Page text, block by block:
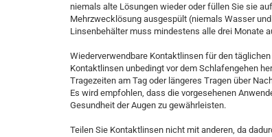
niemals alte Lösungen wieder oder füllen Sie sie
Mehrzwecklösung ausgespült (niemals Wasser
Linsenbehälter muss mindestens alle drei Monate
Wiederverwendbare Kontaktlinsen für den
Kontaktlinsen unbedingt vor dem Schlafengehen
Tragezeiten am Tag oder längeres Tragen über
Es wird empfohlen, dass die vorgesehenen
Gesundheit der Augen zu gewährleisten.
Teilen Sie Kontaktlinsen nicht mit anderen, da